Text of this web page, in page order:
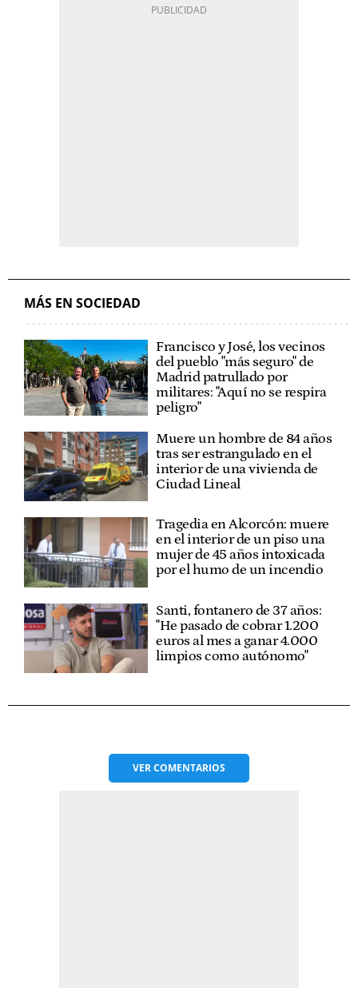
MÁS EN SOCIEDAD
Francisco y José, los vecinos
del pueblo "más seguro" de
Madrid patrullado por
militares: "Aquí no se respira
peligro"
Muere un hombre de 84 años
tras ser estrangulado en el
interior de una vivienda de
Ciudad Lineal
Tragedia en Alcorcón: muere
en el interior de un piso una
mujer de 45 años intoxicada
por el humo de un incendio
Santi, fontanero de 37 años:
"He pasado de cobrar 1.200
euros al mes a ganar 4.000
limpios como autónomo"
VERCOMENTARIOS